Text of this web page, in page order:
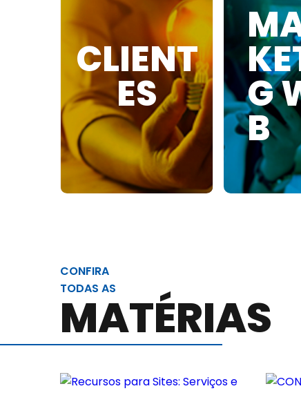
CLIENT
ES G
B
CONFIRA
TODAS AS
MATÉRIAS